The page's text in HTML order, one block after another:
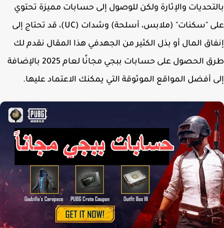
والإثارة ولكن للوصول إلى حسابات مميزة تحتوي
على "سكنات" (ملابس، أسلحة) وشدات (UC)، قد تحتاج إلى
المال أو بذل الكثير من الجهدفي هذا المقال نقدم لك
طرق الحصول على حسابات ببجي مجانًا لعام 2025 بالإضافة
أفضل المواقع الموثوقة التي يمكنك الاعتماد عليها.